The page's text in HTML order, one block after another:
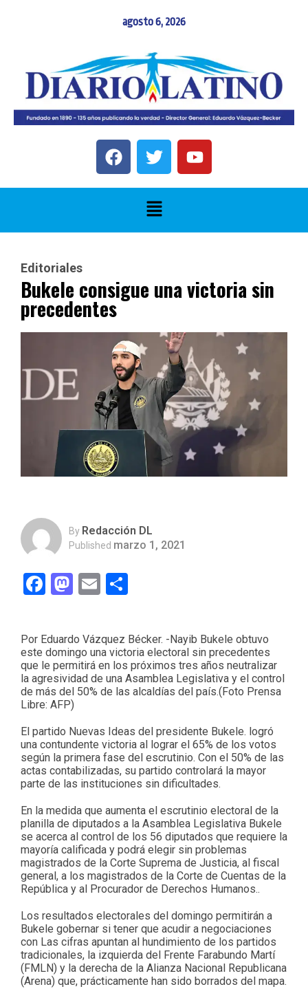
agosto 6, 2026
Editoriales
Bukele consigue una victoria sin
precedentes
By Redacción DL
Published marzo 1, 2021
Facebook
Mastodon
Email
Por Eduardo Vázquez Bécker. -Nayib Bukele obtuvo
este domingo una victoria electoral sin precedentes
que le permitirá en los próximos tres años neutralizar
la agresividad de una Asamblea Legislativa y el control
de más del 50% de las alcaldías del país.(Foto Prensa
Libre: AFP)
El partido Nuevas Ideas del presidente Bukele. logró
una contundente victoria al lograr el 65% de los votos
según la primera fase del escrutinio. Con el 50% de las
actas contabilizadas, su partido controlará la mayor
parte de las instituciones sin dificultades.
En la medida que aumenta el escrutinio electoral de la
planilla de diputados a la Asamblea Legislativa Bukele
se acerca al control de los 56 diputados que requiere la
mayoría calificada y podrá elegir sin problemas
magistrados de la Corte Suprema de Justicia, al fiscal
general, a los magistrados de la Corte de Cuentas de la
República y al Procurador de Derechos Humanos..
Los resultados electorales del domingo permitirán a
Bukele gobernar si tener que acudir a negociaciones
con Las cifras apuntan al hundimiento de los partidos
tradicionales, la izquierda del Frente Farabundo Martí
(FMLN) y la derecha de la Alianza Nacional Republicana
(Arena) que, prácticamente han sido borrados del mapa.